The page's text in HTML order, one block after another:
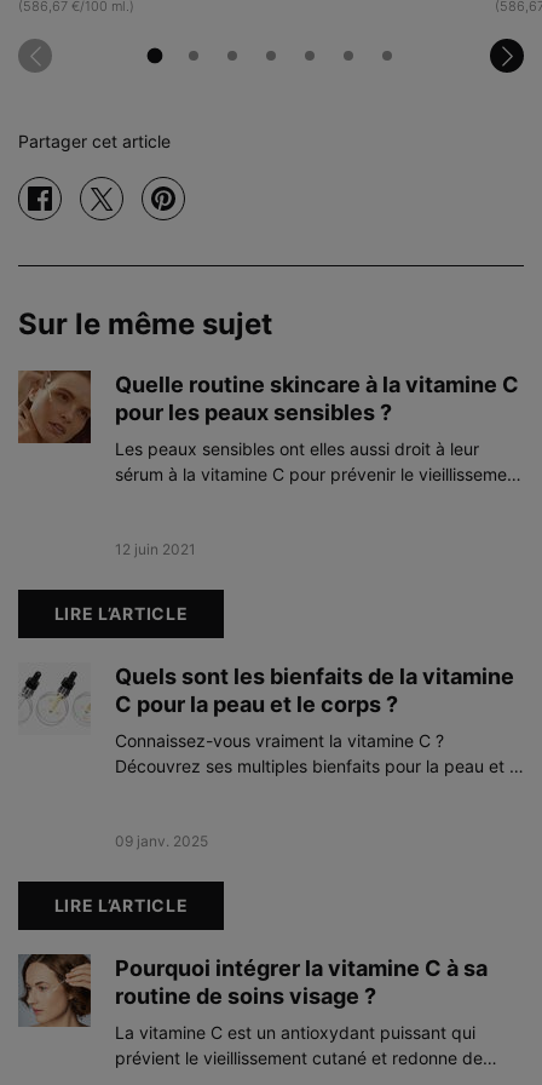
(586,67 €/100 ml.)
Partager cet article
Partager sur facebook
Partager sur twitterPartager sur pinterest
Sur le même sujet
Quelle routine skincare à la vitamine C
pour les peaux sensibles ?
Les peaux sensibles ont elles aussi droit à leur
sérum à la vitamine C pour prévenir le vieillissement
allie efficacité antioxydante et douceur absolue.
Creation Date:
12 juin 2021
Update Date:
LIRE L’ARTICLE
Quels sont les bienfaits de la vitamine
C pour la peau et le corps ?
Connaissez-vous vraiment la vitamine C ?
Découvrez ses multiples bienfaits pour la peau et le
Creation Date:
09 janv. 2025
Update Date:
LIRE L’ARTICLE
Pourquoi intégrer la vitamine C à sa
routine de soins visage ?
La vitamine C est un antioxydant puissant qui
prévient le vieillissement cutané et redonne de